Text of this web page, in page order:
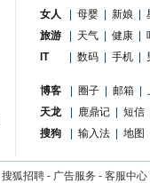
女人 母婴 新娘
旅游
天气 健康
IT
数码 手机
博客 圈子 邮箱
天龙
鹿鼎记
短信
搜狗
输入法 地图
搜狐招聘 - 广告服务 - 客服中心